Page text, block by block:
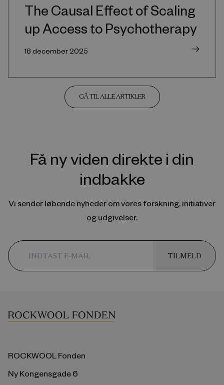
The Causal Effect of Scaling
up Access to Psychotherapy
18 december 2025
GÅ TIL ALLE ARTIKLER
Få ny viden direkte i din
indbakke
Vi sender løbende nyheder om vores forskning, initiativer
og udgivelser.
TILMELD
ROCKWOOL Fonden
Ny Kongensgade 6